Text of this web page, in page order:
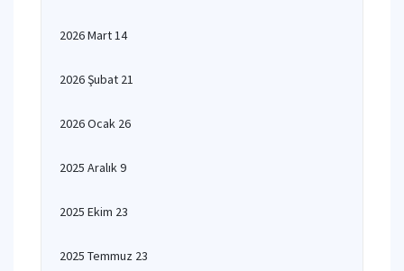
2026 Mart 14
2026 Şubat 21
2026 Ocak 26
2025 Aralık 9
2025 Ekim 23
2025 Temmuz 23